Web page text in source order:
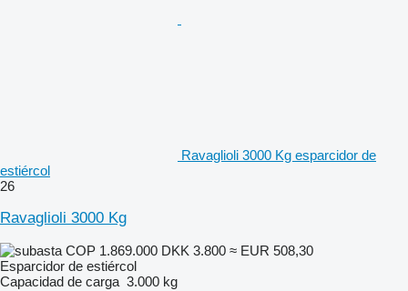
Ravaglioli 3000 Kg esparcidor de
estiércol
26
Ravaglioli 3000 Kg
COP 1.869.000 DKK 3.800 ≈ EUR 508,30
Esparcidor de estiércol
Capacidad de carga 3.000 kg